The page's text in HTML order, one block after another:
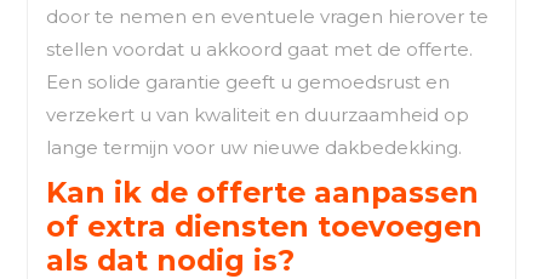
door te nemen en eventuele vragen hierover te
stellen voordat u akkoord gaat met de offerte.
Een solide garantie geeft u gemoedsrust en
verzekert u van kwaliteit en duurzaamheid op
lange termijn voor uw nieuwe dakbedekking.
Kan ik de offerte aanpassen
of extra diensten toevoegen
als dat nodig is?